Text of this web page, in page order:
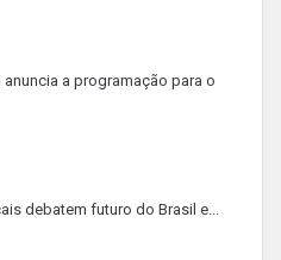
anuncia a programação para o
debatem futuro do Brasil e...